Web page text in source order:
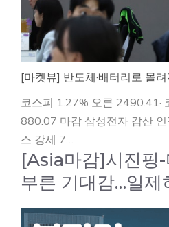
[마켓뷰] 반도체·배터리로 몰려
코스피 1.27% 오른 2490.41·
880.07 마감 삼성전자 감산 인
스 강세 7…
[Asia마감]시진핑
부른 기대감…일제